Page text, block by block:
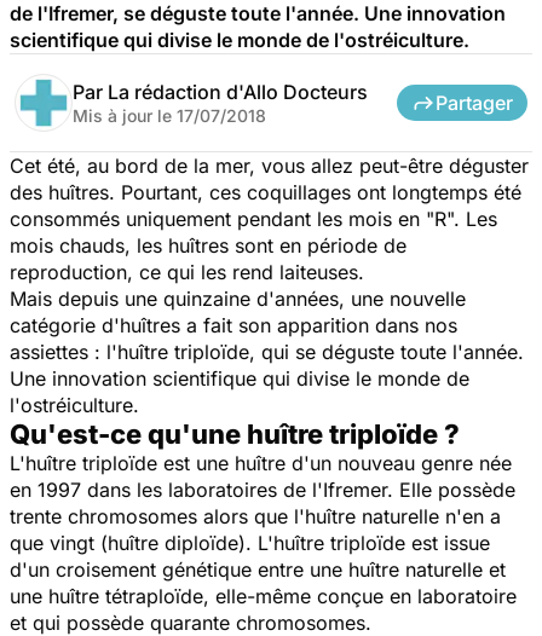
de l'Ifremer, se déguste toute l'année. Une innovation
scientifique qui divise le monde de l'ostréiculture.
Par La rédaction d'Allo Docteurs
Mis à jour le 17/07/2018
Partager
Cet été, au bord de la mer, vous allez peut-être déguster
des huîtres. Pourtant, ces coquillages ont longtemps été
consommés uniquement pendant les mois en "R". Les
mois chauds, les huîtres sont en période de
reproduction, ce qui les rend laiteuses.
Mais depuis une quinzaine d'années, une nouvelle
catégorie d'huîtres a fait son apparition dans nos
assiettes : l'huître triploïde, qui se déguste toute l'année.
Une innovation scientifique qui divise le monde de
l'ostréiculture.
Qu'est-ce qu'une huître triploïde ?
L'huître triploïde est une huître d'un nouveau genre née
en 1997 dans les laboratoires de l'Ifremer. Elle possède
trente chromosomes alors que l'huître naturelle n'en a
que vingt (huître diploïde). L'huître triploïde est issue
d'un croisement génétique entre une huître naturelle et
une huître tétraploïde, elle-même conçue en laboratoire
et qui possède quarante chromosomes.